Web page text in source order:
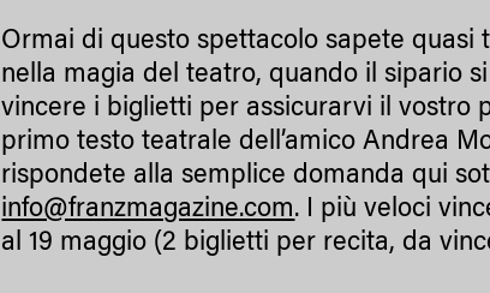
Ormai di questo spettacolo sapete quasi
nella magia del teatro, quando il sipario
vincere i biglietti per assicurarvi il vostro
primo testo teatrale dell’amico Andrea
rispondete alla semplice domanda qui
info@franzmagazine.com. I più veloci
al 19 maggio (2 biglietti per recita, da